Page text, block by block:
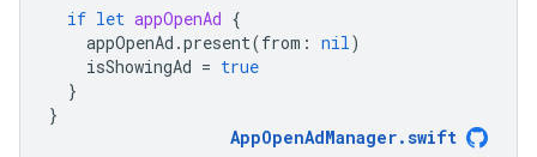
if let appOpenAd {
appOpenAd .present(from : nil)
isShowingAd = true
}
}
AppOpenAdManager.swift